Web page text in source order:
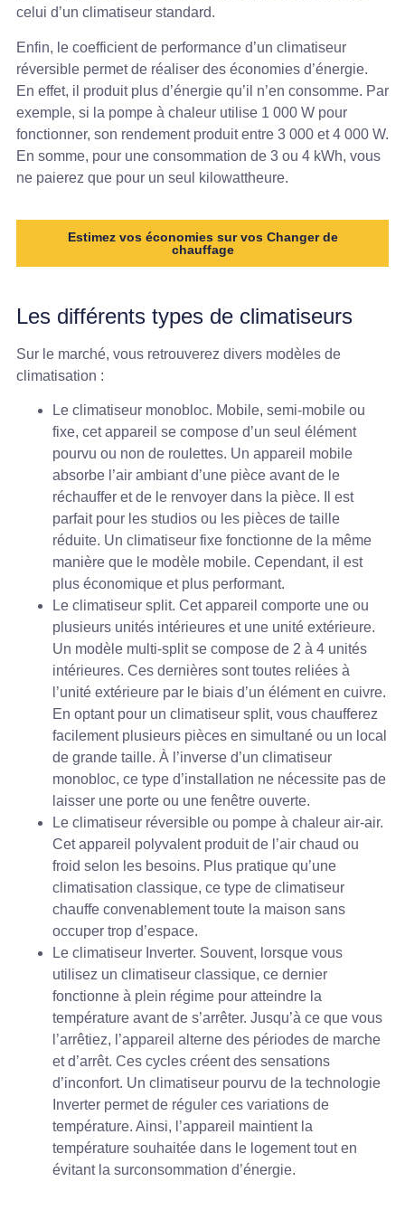
celui d’un climatiseur standard.
Enfin, le coefficient de performance d’un climatiseur
réversible permet de réaliser des économies d’énergie.
En effet, il produit plus d’énergie qu’il n’en consomme. Par
exemple, si la pompe à chaleur utilise 1 000 W pour
fonctionner, son rendement produit entre 3 000 et 4 000 W.
En somme, pour une consommation de 3 ou 4 kWh, vous
ne paierez que pour un seul kilowattheure.
Estimez vos économies sur vos Changer de
chauffage
Les différents types de climatiseurs
Sur le marché, vous retrouverez divers modèles de
climatisation :
Le climatiseur monobloc. Mobile, semi-mobile ou
fixe, cet appareil se compose d’un seul élément
pourvu ou non de roulettes. Un appareil mobile
absorbe l’air ambiant d’une pièce avant de le
réchauffer et de le renvoyer dans la pièce. Il est
parfait pour les studios ou les pièces de taille
réduite. Un climatiseur fixe fonctionne de la même
manière que le modèle mobile. Cependant, il est
plus économique et plus performant.
Le climatiseur split. Cet appareil comporte une ou
plusieurs unités intérieures et une unité extérieure.
Un modèle multi-split se compose de 2 à 4 unités
intérieures. Ces dernières sont toutes reliées à
l’unité extérieure par le biais d’un élément en cuivre.
En optant pour un climatiseur split, vous chaufferez
facilement plusieurs pièces en simultané ou un local
de grande taille. À l’inverse d’un climatiseur
monobloc, ce type d’installation ne nécessite pas de
laisser une porte ou une fenêtre ouverte.
Le climatiseur réversible ou pompe à chaleur air-air.
Cet appareil polyvalent produit de l’air chaud ou
froid selon les besoins. Plus pratique qu’une
climatisation classique, ce type de climatiseur
chauffe convenablement toute la maison sans
occuper trop d’espace.
Le climatiseur Inverter. Souvent, lorsque vous
utilisez un climatiseur classique, ce dernier
fonctionne à plein régime pour atteindre la
température avant de s’arrêter. Jusqu’à ce que vous
l’arrêtiez, l’appareil alterne des périodes de marche
et d’arrêt. Ces cycles créent des sensations
d’inconfort. Un climatiseur pourvu de la technologie
Inverter permet de réguler ces variations de
température. Ainsi, l’appareil maintient la
température souhaitée dans le logement tout en
évitant la surconsommation d’énergie.